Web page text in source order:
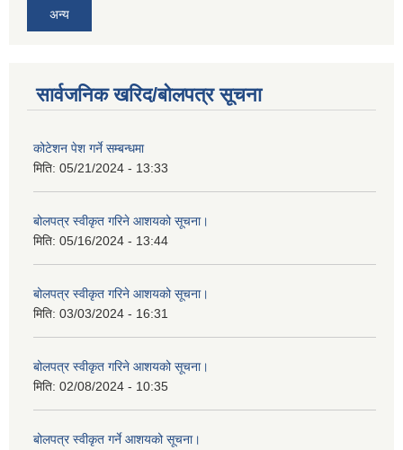
अन्य
सार्वजनिक खरिद/बोलपत्र सूचना
कोटेशन पेश गर्ने सम्बन्धमा
मिति: 05/21/2024 - 13:33
बोलपत्र स्वीकृत गरिने आशयको सूचना।
मिति: 05/16/2024 - 13:44
बोलपत्र स्वीकृत गरिने आशयको सूचना।
मिति: 03/03/2024 - 16:31
बोलपत्र स्वीकृत गरिने आशयको सूचना।
मिति: 02/08/2024 - 10:35
बोलपत्र स्वीकृत गर्ने आशयको सूचना।